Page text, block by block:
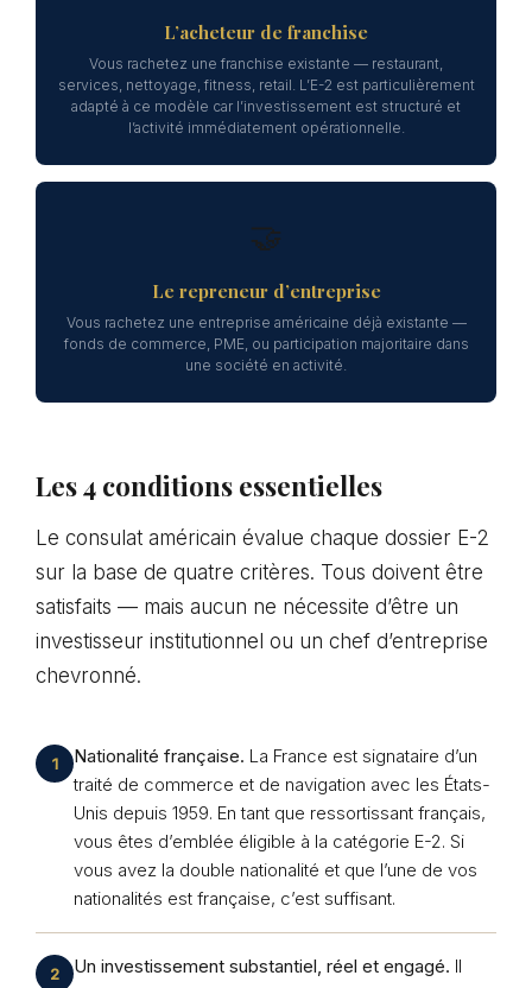
L’acheteur de franchise
Vous rachetez une franchise existante — restaurant,
services, nettoyage, fitness, retail. L’E-2 est particulièrement
adapté à ce modèle car l’investissement est structuré et
l’activité immédiatement opérationnelle.
🤝
Le repreneur d’entreprise
Vous rachetez une entreprise américaine déjà existante —
fonds de commerce, PME, ou participation majoritaire dans
une société en activité.
Les 4 conditions essentielles
Le consulat américain évalue chaque dossier E-2
sur la base de quatre critères. Tous doivent être
satisfaits — mais aucun ne nécessite d’être un
investisseur institutionnel ou un chef d’entreprise
chevronné.
1 Nationalité française. La France est signataire d’un
traité de commerce et de navigation avec les États-
Unis depuis 1959. En tant que ressortissant français,
vous êtes d’emblée éligible à la catégorie E-2. Si
vous avez la double nationalité et que l’une de vos
nationalités est française, c’est suffisant.
2 Un investissement substantiel, réel et engagé. Il